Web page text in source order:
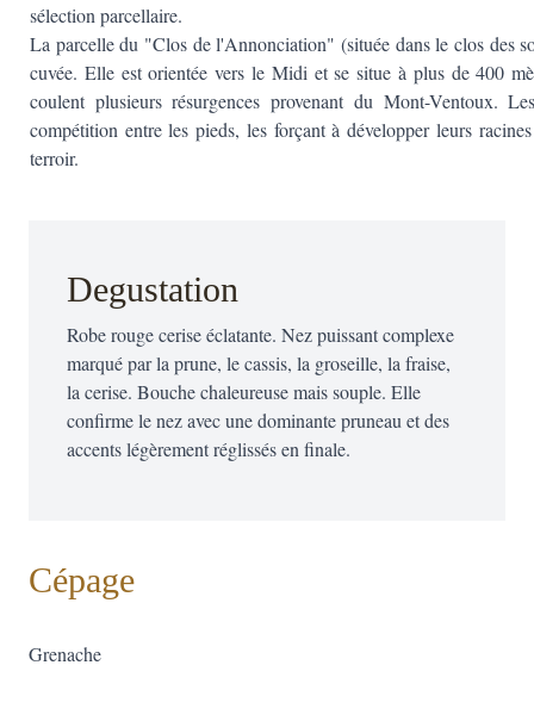
sélection parcellaire.
La parcelle du "Clos de l'Annonciation" (située dans le clos des
cuvée. Elle est orientée vers le Midi et se situe à plus de 400
coulent plusieurs résurgences provenant du Mont-Ventoux.
compétition entre les pieds, les forçant à développer leurs
terroir.
Degustation
Robe rouge cerise éclatante. Nez puissant complexe
marqué par la prune, le cassis, la groseille, la fraise,
la cerise. Bouche chaleureuse mais souple. Elle
confirme le nez avec une dominante pruneau et des
accents légèrement réglissés en finale.
Cépage
Grenache